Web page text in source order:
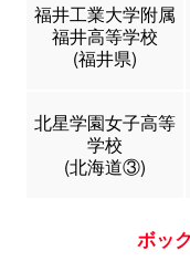
福井工業大学附属
福井高等学校
(福井県)
北星学園女子高等
学校
(北海道③)
ボッ